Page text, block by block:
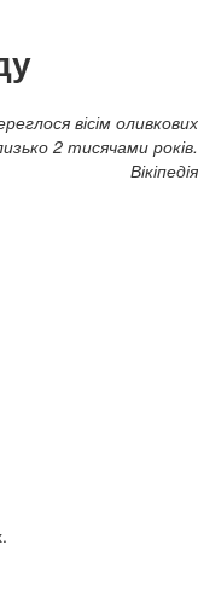
вісім оливкових
2 тисячами років.
Вікіпедія